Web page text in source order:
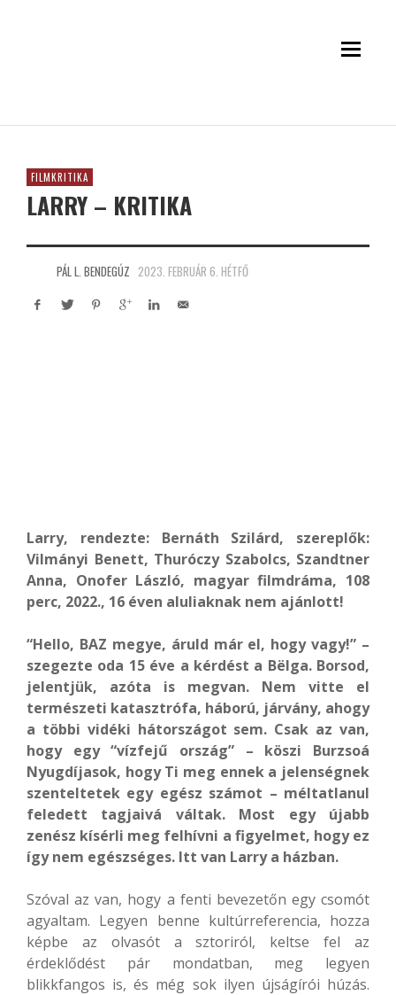
FILMKRITIKA
LARRY – KRITIKA
PÁL L. BENDEGÚZ 2023. FEBRUÁR 6. HÉTFŐ
Larry, rendezte: Bernáth Szilárd, szereplők:
Vilmányi Benett, Thuróczy Szabolcs, Szandtner
Anna, Onofer László, magyar filmdráma, 108
perc, 2022., 16 éven aluliaknak nem ajánlott!
“Hello, BAZ megye, áruld már el, hogy vagy!” –
szegezte oda 15 éve a kérdést a Bëlga. Borsod,
jelentjük, azóta is megvan. Nem vitte el
természeti katasztrófa, háború, járvány, ahogy
a többi vidéki hátországot sem. Csak az van,
hogy egy “vízfejű ország” – köszi Burzsoá
Nyugdíjasok, hogy Ti meg ennek a jelenségnek
szenteltetek egy egész számot – méltatlanul
feledett tagjaivá váltak. Most egy újabb
zenész kísérli meg felhívni a figyelmet, hogy ez
így nem egészséges. Itt van Larry a házban.
Szóval az van, hogy a fenti bevezetőn egy csomót
agyaltam. Legyen benne kultúrreferencia, hozza
képbe az olvasót a sztoriról, keltse fel az
érdeklődést pár mondatban, meg legyen
blikkfangos is, és még sok ilyen újságírói húzás.